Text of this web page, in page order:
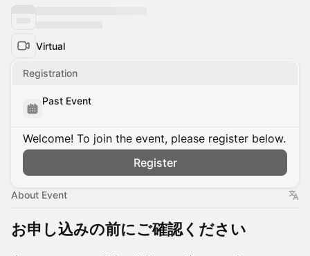
Virtual
Registration
Past Event
Welcome! To join the event, please register below.
Register
About Event
お申し込みの前にご確認ください